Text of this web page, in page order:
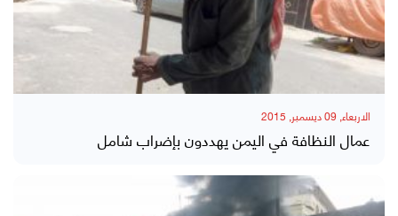
الاربعاء, 09 ديسمبر, 2015
عمال النظافة في اليمن يهددون بإضراب شامل